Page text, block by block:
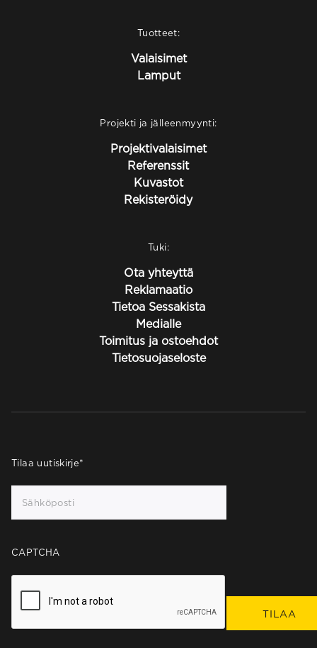
Tuotteet:
Valaisimet
Lamput
Projekti ja jälleenmyynti:
Projektivalaisimet
Referenssit
Kuvastot
Rekisteröidy
Tuki:
Ota yhteyttä
Reklamaatio
Tietoa Sessakista
Medialle
Toimitus ja ostoehdot
Tietosuojaseloste
Tilaa uutiskirje*
CAPTCHA